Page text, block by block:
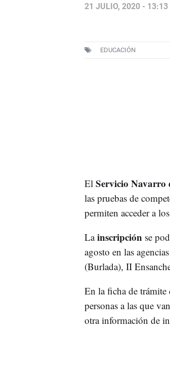
21 JULIO, 2020 - 13:13
EDUCACIÓN
El Servicio Navarro
las pruebas de
permiten acceder a
Lainscripción se
agosto en las
(Burlada), II
En la ficha de trámite
personas a las que
otra información de